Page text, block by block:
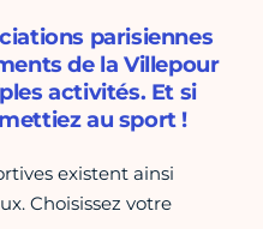
parisiennes
de la Villepour
activités. Et si
au sport !
existent ainsi
Choisissez votre